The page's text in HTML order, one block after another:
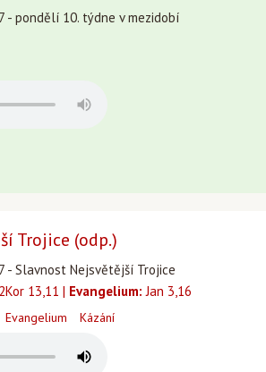
- pondělí 10. týdne v mezidobí
Trojice (odp.)
- Slavnost Nejsvětější Trojice
2Kor 13,11 | Evangelium: Jan 3,16
Evangelium Kázání